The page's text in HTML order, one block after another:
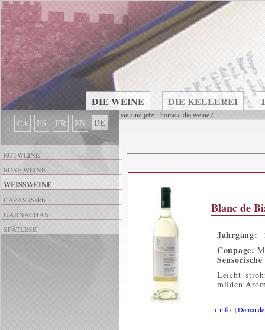
DIE WEINE DIE KELLEREI
CA ES FR EN DE
ROTWEINE
ROSÉ WEINE
WEISSWEINE
CAVAS (Sekt)
GARNACHAS
SPÄTLESE
sie sind jetzt: home/ die weine/
Blanc de
Jahrgang:
Coupage:
Leicht
milden
[+ info] |